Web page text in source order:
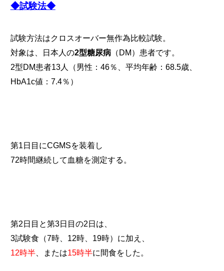
◆試験法◆
試験方法はクロスオーバー無作為比較試験。
対象は、日本人の2型糖尿病（DM）患者です。
2型DM患者13人（男性：46％、平均年齢：68.5歳、
HbA1c値：7.4％）
第1日目にCGMSを装着し
72時間継続して血糖を測定する。
第2日目と第3日目の2日は、
3試験食（7時、12時、19時）に加え、
12時半、または15時半に間食をした。